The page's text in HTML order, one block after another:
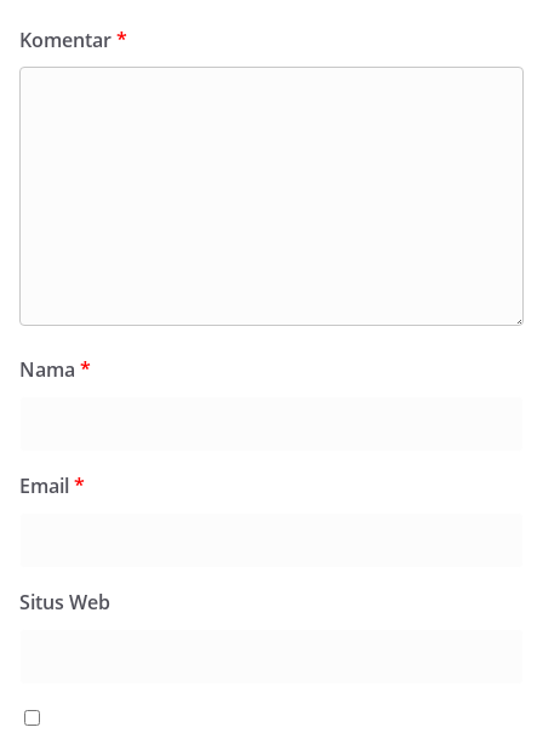
Komentar*
Nama *
Email*
Situs Web